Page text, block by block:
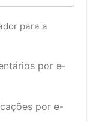
para a
por e-
por e-